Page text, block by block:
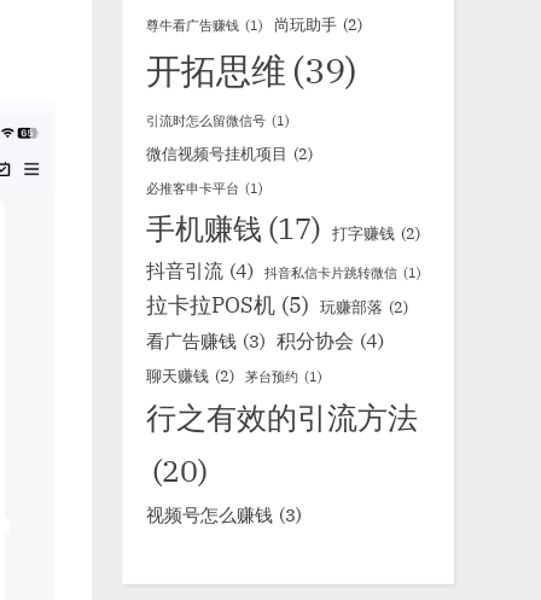
尊牛看广告赚钱 (1) 尚玩助手 (2)
开拓思维 (39)
引流时怎么留微信号 (1)
微信视频号挂机项目 (2)
必推客申卡平台 (1)
手机赚钱 (17) 打字赚钱 (2)
抖音引流 (4) 抖音私信卡片跳转微信 (1)
拉卡拉POS机 (5) 玩赚部落 (2)
看广告赚钱 (3) 积分协会 (4)
聊天赚钱 (2) 茅台预约 (1)
行之有效的引流方法
(20)
视频号怎么赚钱 (3)